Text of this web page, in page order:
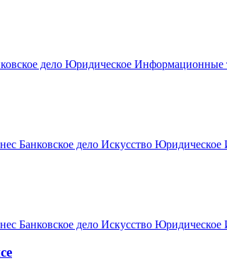
дело Юридическое Информационные
Банковское дело Искусство Юридическое
Банковское дело Искусство Юридическое